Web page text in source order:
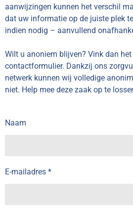
aanwijzingen kunnen het verschil
dat uw informatie op de juiste plek
indien nodig – aanvullend
Wilt u anoniem blijven? Vink dan
contactformulier. Dankzij ons
netwerk kunnen wij volledige
niet. Help mee deze zaak op te
Naam
E-mailadres *